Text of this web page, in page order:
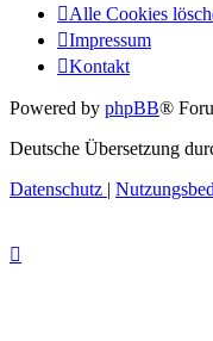
Alle Cookies
Impressum
Kontakt
Powered by phpBB®
Deutsche Übersetzung
Datenschutz |